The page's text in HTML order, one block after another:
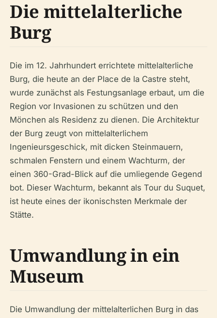
Die mittelalterliche
Burg
Die im 12. Jahrhundert errichtete mittelalterliche
Burg, die heute an der Place de la Castre steht,
wurde zunächst als Festungsanlage erbaut, um die
Region vor Invasionen zu schützen und den
Mönchen als Residenz zu dienen. Die Architektur
der Burg zeugt von mittelalterlichem
Ingenieursgeschick, mit dicken Steinmauern,
schmalen Fenstern und einem Wachturm, der
einen 360-Grad-Blick auf die umliegende Gegend
bot. Dieser Wachturm, bekannt als Tour du Suquet,
ist heute eines der ikonischsten Merkmale der
Stätte.
Umwandlung in ein
Museum
Die Umwandlung der mittelalterlichen Burg in das